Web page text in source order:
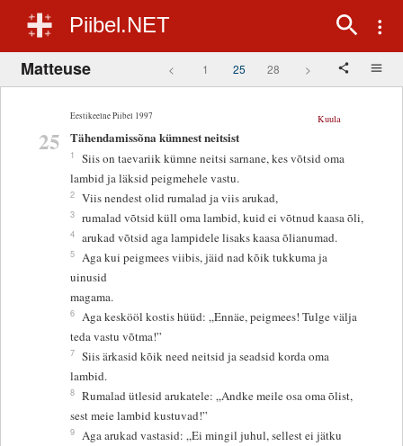
Piibel.NET
Matteuse < 1 25 28 >
Eestikeelne Piibel 1997
25
Kuula
Tähendamissõna kümnest neitsist
1
Siis on taevariik kümne neitsi sarnane, kes võtsid oma
lambid ja läksid peigmehele vastu.
2 Viis nendest olid rumalad ja viis arukad,
3 rumalad võtsid küll oma lambid, kuid ei võtnud kaasa õli,
4 arukad võtsid aga lampidele lisaks kaasa õlianumad.
5 Aga kui peigmees viibis, jäid nad kõik tukkuma ja
uinusid
magama.
6 Aga keskööl kostis hüüd: „Ennäe, peigmees! Tulge välja
teda vastu võtma!”
7 Siis ärkasid kõik need neitsid ja seadsid korda oma
lambid.
8 Rumalad ütlesid arukatele: „Andke meile osa oma õlist,
sest meie lambid kustuvad!”
9 Aga arukad vastasid: „Ei mingil juhul, sellest ei jätku